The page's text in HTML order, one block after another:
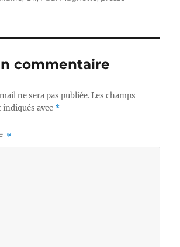
commentaire
ne sera pas publiée. Les champs
avec *
*